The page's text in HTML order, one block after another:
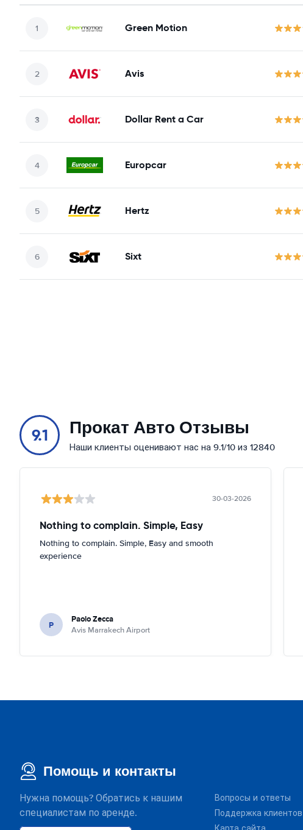
Green Motion
Avis
Dollar Rent a Car
Europcar
Hertz
Sixt
9.1 Прокат Авто Отзывы
Наши клиенты оценивают нас на 9.1/10 из 12840
30-03-2026
Nothing to complain. Simple, Easy
Nothing to complain. Simple, Easy and smooth
experience
P Paolo Zecca
Avis Marrakech Airport
Помощь и контакты
Нужна помощь? Обратись к нашим
специалистам по аренде.
Вопросы и ответы
Поддержка клиентов